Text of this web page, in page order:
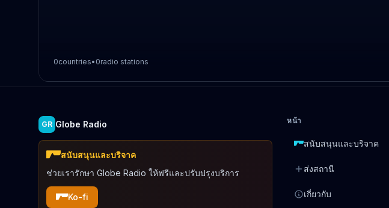
0countries• 0radio stations
GR Globe Radio
สนับสนุนและบริจาค
ช่วยเรารักษา Globe Radio ให้ฟรีและปรับปรุงบริการ
Ko-fi
หน้า
สนับสนุนและบริจาค
ส่งสถานี
เกี่ยวกับ